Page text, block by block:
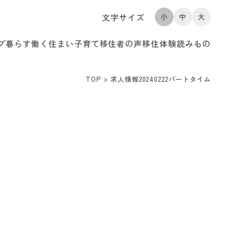
文字サイズ 小 中 大
暮らす働く 住まい子育て移住者の声移住体験読みもの
TOP > 求人情報20240222パートタイム